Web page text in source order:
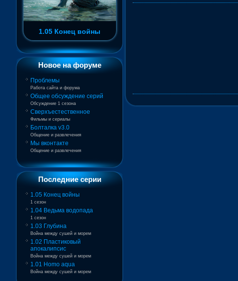
1.05 Конец войны
Новое на форуме
Проблемы
Работа сайта и форума
Общее обсуждение серий
Обсуждение 1 сезона
Сверхъестественное
Фильмы и сериалы
Болталка v3.0
Общение и развлечения
Мы вконтакте
Общение и развлечения
Последние серии
1.05 Конец войны
1 сезон
1.04 Ведьма водопада
1 сезон
1.03 Глубина
Война между сушей и морем
1.02 Пластиковый
апокалипсис
Война между сушей и морем
1.01 Homo aqua
Война между сушей и морем